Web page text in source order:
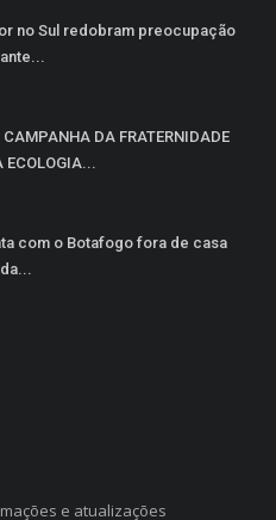
no Sul redobram preocupação
DA FRATERNIDADE
ECOLOGIA...
com o Botafogo fora de casa
e atualizações